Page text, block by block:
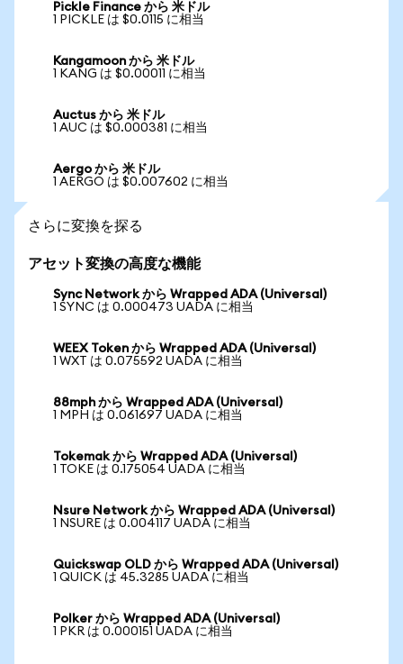
Pickle Finance から 米ドル
1 PICKLE は $0.0115 に相当
Kangamoon から 米ドル
1 KANG は $0.00011 に相当
Auctus から 米ドル
1 AUC は $0.000381 に相当
Aergo から 米ドル
1 AERGO は $0.007602 に相当
さらに変換を探る
アセット変換の高度な機能
Sync Network から Wrapped ADA (Universal)
1 SYNC は 0.000473 UADA に相当
WEEX Token から Wrapped ADA (Universal)
1 WXT は 0.075592 UADA に相当
88mph から Wrapped ADA (Universal)
1 MPH は 0.061697 UADA に相当
Tokemak から Wrapped ADA (Universal)
1 TOKE は 0.175054 UADA に相当
Nsure Network から Wrapped ADA (Universal)
1 NSURE は 0.004117 UADA に相当
Quickswap OLD から Wrapped ADA (Universal)
1 QUICK は 45.3285 UADA に相当
Polker から Wrapped ADA (Universal)
1 PKR は 0.000151 UADA に相当